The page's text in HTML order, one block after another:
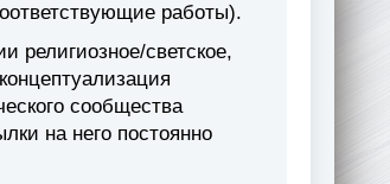
работы).
религиозное/светское,
сообщества
на него постоянно